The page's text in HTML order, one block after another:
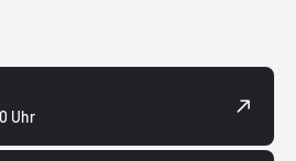
Uhr